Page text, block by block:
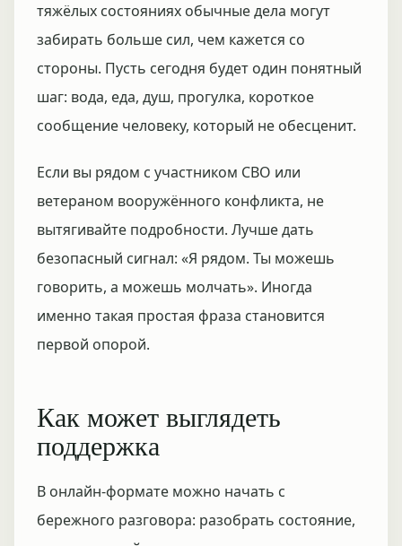
тяжёлых состояниях обычные дела могут
забирать больше сил, чем кажется со
стороны. Пусть сегодня будет один понятный
шаг: вода, еда, душ, прогулка, короткое
сообщение человеку, который не обесценит.
Если вы рядом с участником СВО или
ветераном вооружённого конфликта, не
вытягивайте подробности. Лучше дать
безопасный сигнал: «Я рядом. Ты можешь
говорить, а можешь молчать». Иногда
именно такая простая фраза становится
первой опорой.
Как может выглядеть
поддержка
В онлайн-формате можно начать с
бережного разговора: разобрать состояние,